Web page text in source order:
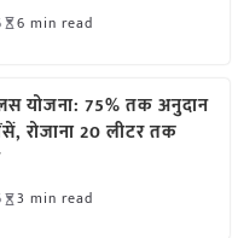
6 min read
योजना: 75% तक अनुदान
रोजाना 20 लीटर तक
3 min read